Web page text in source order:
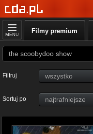
MENU Filmy premium
Filtruj
Sortuj po